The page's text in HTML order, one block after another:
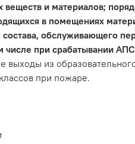
и материалов;
в помещениях
обслуживающего
при срабатывании
выходы из
при пожаре.